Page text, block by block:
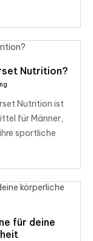
Nutrition?
Nutrition ist
für Männer,
sportliche
für deine